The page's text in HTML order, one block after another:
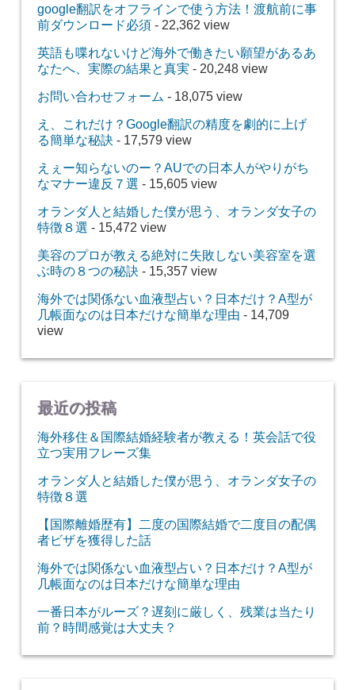
google翻訳をオフラインで使う方法！渡航前に事
前ダウンロード必須- 22,362 view
英語も喋れないけど海外で働きたい願望があるあ
なたへ、実際の結果と真実 - 20,248 view
お問い合わせフォーム - 18,075 view
え、これだけ？Google翻訳の精度を劇的に上げ
る簡単な秘訣- 17,579 view
えぇー知らないのー？AUでの日本人がやりがち
なマナー違反７選 - 15,605 view
オランダ人と結婚した僕が思う、オランダ女子の
特徴８選 - 15,472 view
美容のプロが教える絶対に失敗しない美容室を選
ぶ時の８つの秘訣- 15,357 view
海外では関係ない血液型占い？日本だけ？A型が
几帳面なのは日本だけな簡単な理由 - 14,709
view
最近の投稿
海外移住＆国際結婚経験者が教える！英会話で役
立つ実用フレーズ集
オランダ人と結婚した僕が思う、オランダ女子の
特徴８選
【国際離婚歴有】二度の国際結婚で二度目の配偶
者ビザを獲得した話
海外では関係ない血液型占い？日本だけ？A型が
几帳面なのは日本だけな簡単な理由
一番日本がルーズ？遅刻に厳しく、残業は当たり
前？時間感覚は大丈夫？